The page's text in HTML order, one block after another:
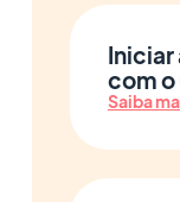
Iniciar
com
Saiba